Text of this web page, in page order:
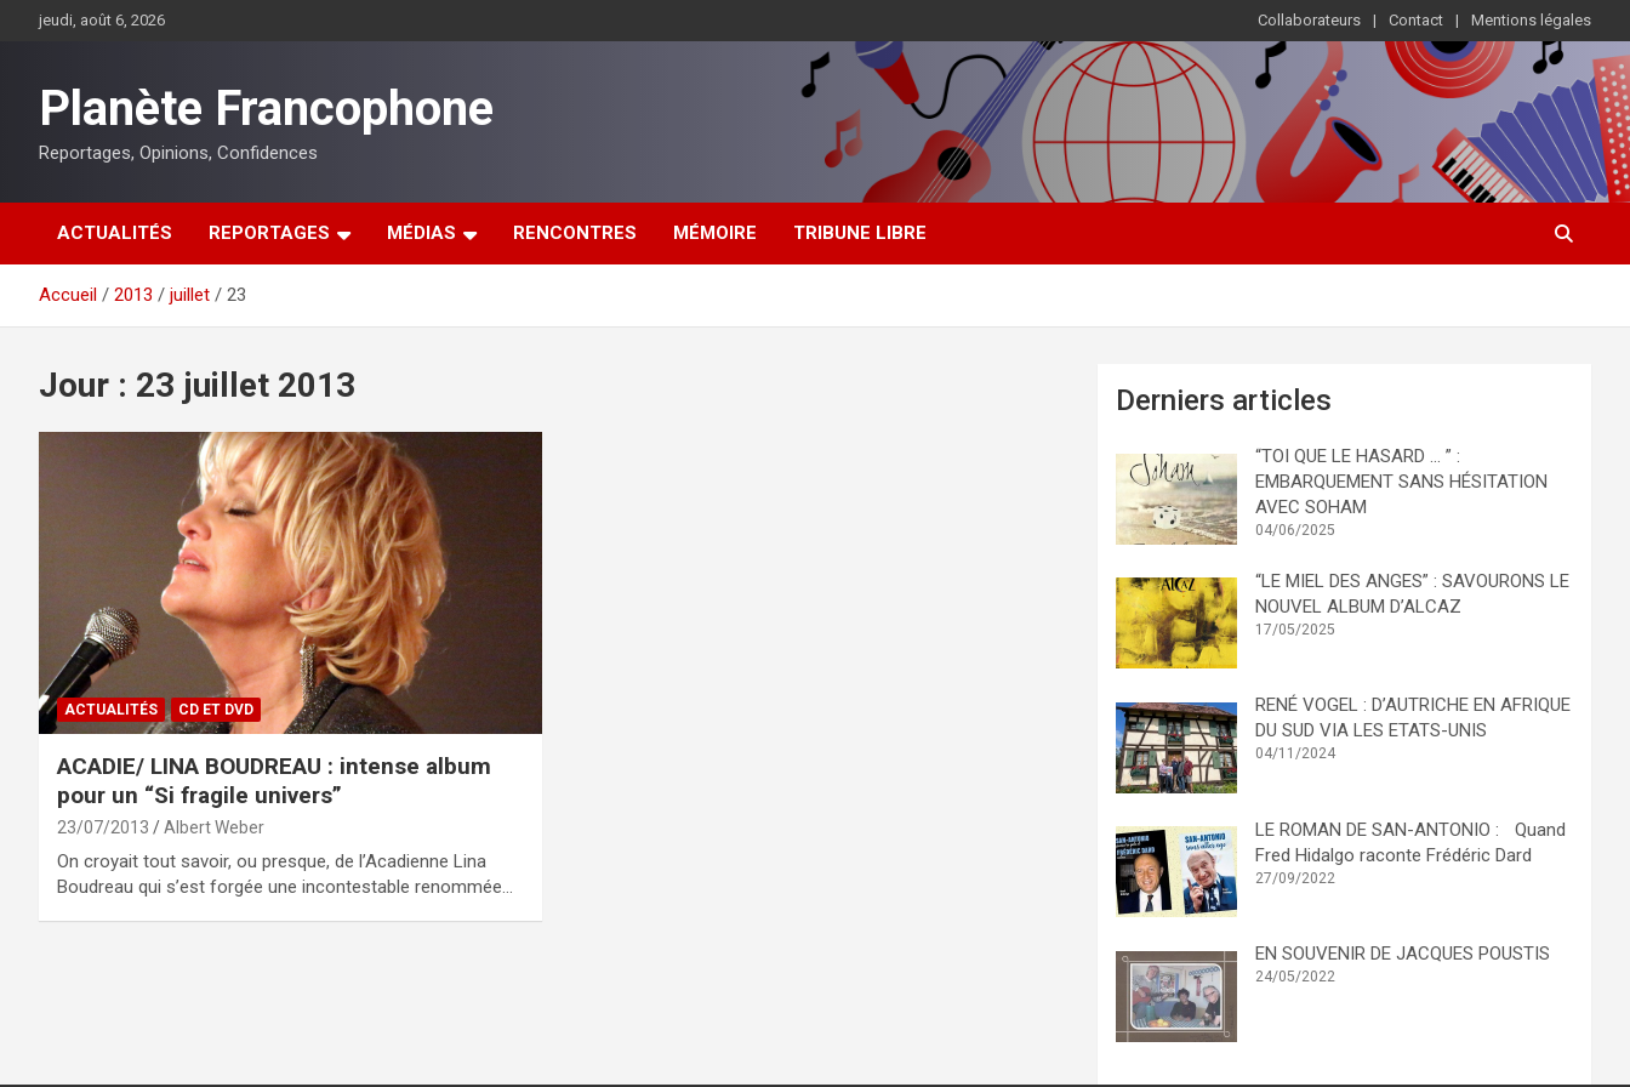
jeudi, août 6, 2026 Collaborateurs Contact Mentions légales
Planète Francophone
Reportages, Opinions, Confidences
ACTUALITÉS REPORTAGES MÉDIAS RENCONTRES MÉMOIRE TRIBUNE LIBRE
Accueil 2013 juillet 23
Jour : 23 juillet 2013
ACTUALITÉS CD ET DVD
ACADIE/ LINA BOUDREAU : intense album
pour un “Si fragile univers”
23/07/2013 Albert Weber
On croyait tout savoir, ou presque, de l’Acadienne Lina
Boudreau qui s’est forgée une incontestable renommée…
Derniers articles
“TOI QUE LE HASARD … ” :
EMBARQUEMENT SANS HÉSITATION
AVEC SOHAM
04/06/2025
“LE MIEL DES ANGES” : SAVOURONS LE
NOUVEL ALBUM D’ALCAZ
17/05/2025
RENÉ VOGEL : D’AUTRICHE EN AFRIQUE
DU SUD VIA LES ETATS-UNIS
04/11/2024
LE ROMAN DE SAN-ANTONIO : Quand
Fred Hidalgo raconte Frédéric Dard
27/09/2022
EN SOUVENIR DE JACQUES POUSTIS
24/05/2022